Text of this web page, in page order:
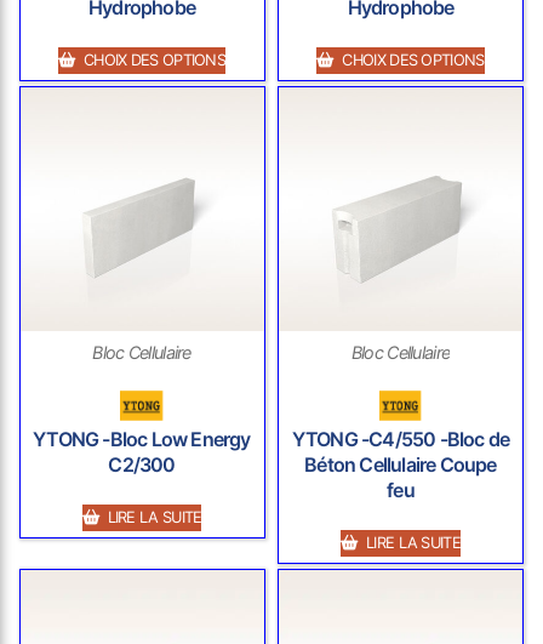
Hydrophobe
CHOIX DES OPTIONS
Hydrophobe
CHOIX DES OPTIONS
Bloc Cellulaire
YTONG -Bloc Low Energy
C2/300
LIRE LA SUITE
Bloc Cellulaire
YTONG -C4/550 -Bloc de
Béton Cellulaire Coupe
feu
LIRE LA SUITE